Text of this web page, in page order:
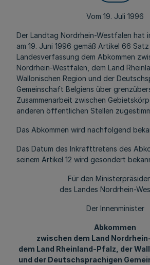
Vom 19. Juli 1996
Der Landtag Nordrhein-Westfalen hat
am 19. Juni 1996 gemäß Artikel 66
Landesverfassung dem Abkommen
Nordrhein-Westfalen, dem Land
Wallonischen Region und der
Gemeinschaft Belgiens über
Zusammenarbeit zwischen
anderen öffentlichen Stellen
Das Abkommen wird nachfolgend
Das Datum des Inkrafttretens des
seinem Artikel 12 wird gesondert
Für den
des Landes Nordrhein-
Der Innenminister
Abkommen
zwischen dem Land
dem Land Rheinland-Pfalz, der
und der Deutschsprachigen